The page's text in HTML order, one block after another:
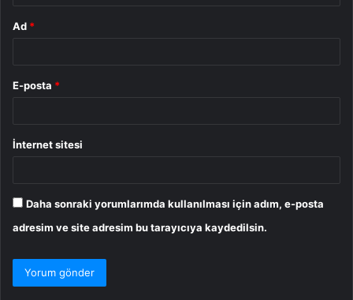
Ad *
E-posta *
İnternet sitesi
Daha sonraki yorumlarımda kullanılması için adım, e-posta
adresim ve site adresim bu tarayıcıya kaydedilsin.